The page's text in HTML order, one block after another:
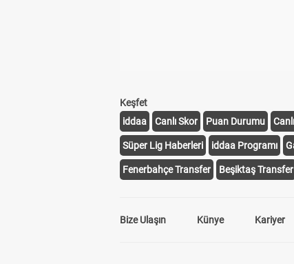
Keşfet
iddaa
Canlı Skor Puan Durumu
Süper Lig Haberleri iddaa Programı
Fenerbahçe Transfer Beşiktaş Transfer
Bize Ulaşın Künye Kariyer